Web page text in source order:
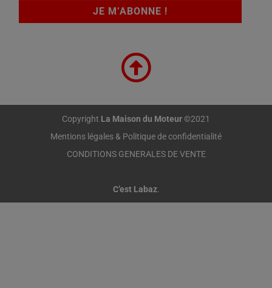
Copyright La Maison du Moteur©2021
Mentions légales & Politique de confidentialité
CONDITIONS GENERALES DE VENTE
C’est Labaz.